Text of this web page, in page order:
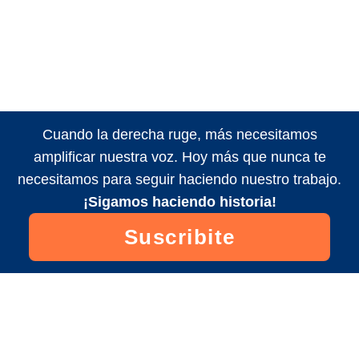
Cuando la derecha ruge, más necesitamos
amplificar nuestra voz. Hoy más que nunca te
necesitamos para seguir haciendo nuestro trabajo.
¡Sigamos haciendo historia!
Suscribite